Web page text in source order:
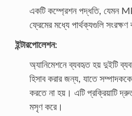
একটি কম্প্রেশন পদ্ধতি, যেমন
ফ্রেমের মধ্যে পার্থক্যগুলি
ইন্টারপোলেশন:
অ্যানিমেশনে ব্যবহৃত হয় দুইটি
হিসাব করার জন্য, যাতে
করতে না হয়। এটি প্রক্রিয়াটি
মসৃণ করে।